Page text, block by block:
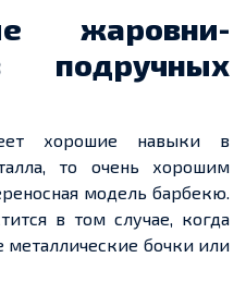
жаровни-
подручных
хорошие навыки в
то очень хорошим
модель барбекю.
в том случае, когда
бочки или